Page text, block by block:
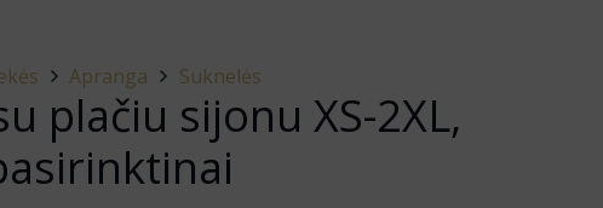
Apranga Suknelės
plačiu sijonu XS-2XL,